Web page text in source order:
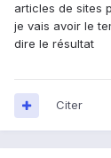
articles de sites
je vais avoir le
dire le résultat
Citer